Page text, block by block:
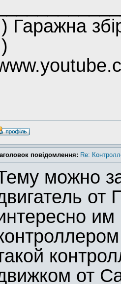
Гаражна
повідомлення: Re:
можно
от
от